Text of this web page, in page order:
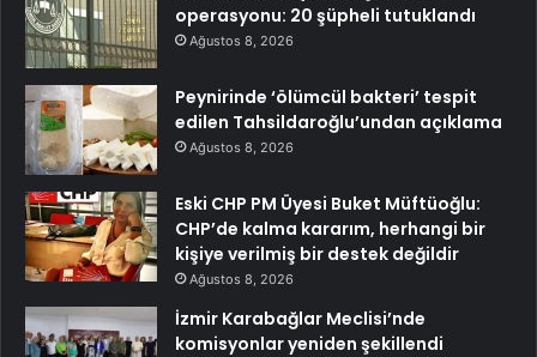
operasyonu: 20 şüpheli tutuklandı
Ağustos 8, 2026
Peynirinde ‘ölümcül bakteri’ tespit
edilen Tahsildaroğlu’undan açıklama
Ağustos 8, 2026
Eski CHP PM Üyesi Buket Müftüoğlu:
CHP’de kalma kararım, herhangi bir
kişiye verilmiş bir destek değildir
Ağustos 8, 2026
İzmir Karabağlar Meclisi’nde
komisyonlar yeniden şekillendi